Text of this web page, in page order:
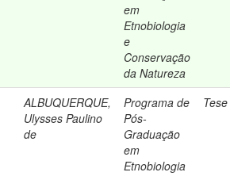
em
Etnobiologia
e
Conservação
da Natureza
ALBUQUERQUE,
Ulysses Paulino
de
Programa de
Pós-
Graduação
em
Etnobiologia
Tese